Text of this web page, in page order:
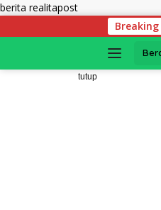
berita realitapostLangsung
konten
Breaking
tutup